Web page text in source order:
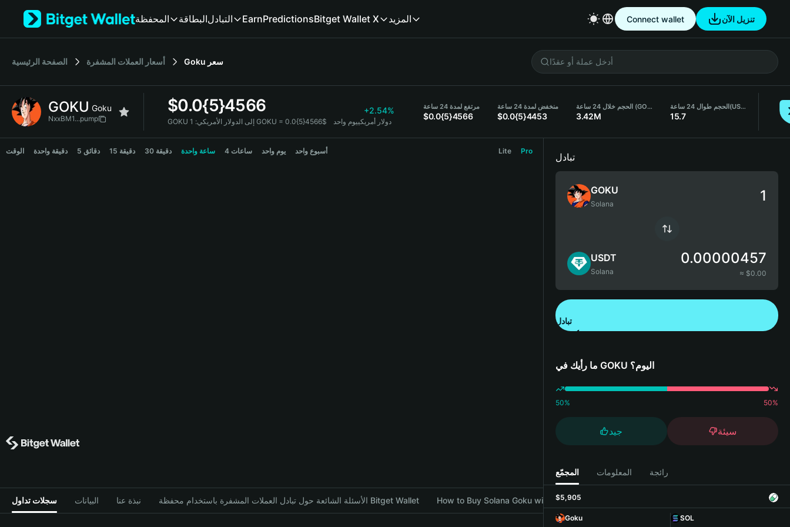
Tiếng Việt
Español (Latinoamérica)
Français
Deutsch
繁體中文
المحفظة البطاقةالتبادل EarnPredictionsBitget Wallet X المزيد Connect wallet تنزيل الآن
الصفحة الرئيسية أسعار العملات المشفرة Goku سعر
GOKU Goku
NxxBM1...pump
$0.0{5}4566 +2.54%
GOKU إلى الدولار الأمريكي: 1 GOKU = 0.0{5}4566$ دولار أمريكييوم واحد
مرتفع لمدة 24 ساعة
$0.0{5}4566
منخفض لمدة 24 ساعة
$0.0{5}4453
الحجم خلال 24 ساعة (GOKU)
3.42M
الحجم طوال 24 ساعة(USDT)
15.7
GOKU Price Chart
الوقت دقيقة واحدة 5 دقائق 15 دقيقة 30 دقيقة ساعة واحدة 4 ساعات يوم واحد أسبوع واحد Lite Pro
سجلات تداول البيانات نبذة عنا الأسئلة الشائعة حول تبادل العملات المشفرة باستخدام محفظة Bitget Wallet How to Buy Solana Goku with Bitget Wallet
تبادل
GOKU
Solana
USDT
Solana
0.00000457
≈ $0.00
تبادل
ما رأيك في GOKU اليوم؟
50% 50%
جيد سيئة
المجمّع المعلومات رائجة
$5,905
Goku
SOL